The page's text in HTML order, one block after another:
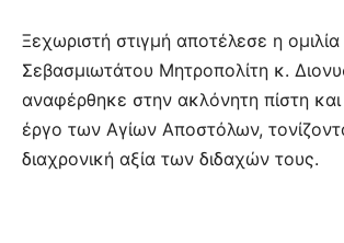
Ξεχωριστή στιγμή αποτέλεσε η ομιλία
Σεβασμιωτάτου Μητροπολίτη κ.
αναφέρθηκε στην ακλόνητη πίστη και
έργο των Αγίων Αποστόλων,
διαχρονική αξία των διδαχών τους.